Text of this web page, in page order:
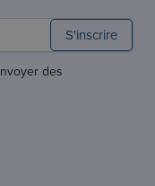
S'inscrire
des